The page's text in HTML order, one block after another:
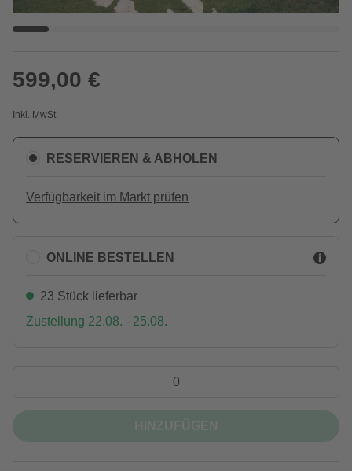
599,00 €
Inkl. MwSt.
RESERVIEREN & ABHOLEN
Verfügbarkeit im Markt prüfen
ONLINE BESTELLEN
23 Stück lieferbar
Zustellung 22.08. - 25.08.